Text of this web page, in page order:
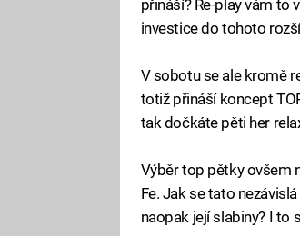
přináší? Re-play vám to
investice do tohoto
V sobotu se ale kromě
totiž přináší koncept
tak dočkáte pěti her
Výběr top pětky ovšem
Fe. Jak se tato
naopak její slabiny? I to